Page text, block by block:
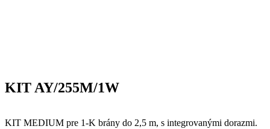
KIT AY/255M/1W
KIT MEDIUM pre 1-K brány do 2,5 m, s integrovanými dorazmi.